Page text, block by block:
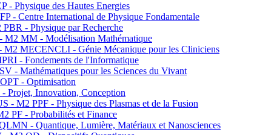
- Physique des Hautes Energies
- Centre International de Physique Fondamentale
- Physique par Recherche
MM - Modélisation Mathématique
MECENCLI - Génie Mécanique pour les Cliniciens
- Fondements de l'Informatique
- Mathématiques pour les Sciences du Vivant
- Optimisation
Projet, Innovation, Conception
- M2 PPF - Physique des Plasmas et de la Fusion
PF - Probabilités et Finance
- Quantique, Lumière, Matériaux et Nanosciences